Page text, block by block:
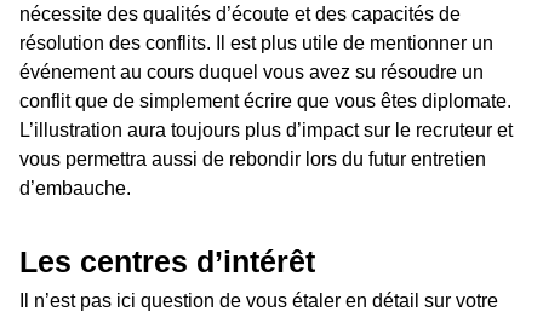
nécessite des qualités d’écoute et des capacités de
résolution des conflits. Il est plus utile de mentionner un
événement au cours duquel vous avez su résoudre un
conflit que de simplement écrire que vous êtes diplomate.
L’illustration aura toujours plus d’impact sur le recruteur et
vous permettra aussi de rebondir lors du futur entretien
d’embauche.
Les centres d’intérêt
Il n’est pas ici question de vous étaler en détail sur votre